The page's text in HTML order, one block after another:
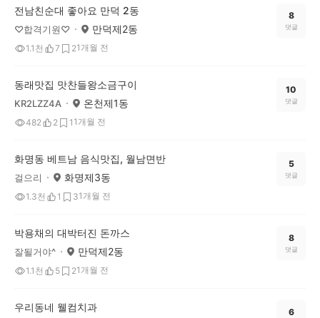
전남친순대 좋아요 만덕 2동
♡합격기원♡ 만덕제2동
1.1천 7 21개월 전
8
댓글
동래맛집 맛찬들왕소금구이
KR2LZZ4A 온천제1동
482 2 1 1개월 전
10
댓글
화명동 베트남 음식맛집, 월남면반
걸으리 화명제3동
1.3천 1 31개월 전
5
댓글
박용채의 대박터진 돈까스
잘될거야^ 만덕제2동
1.1천 5 21개월 전
8
댓글
우리동네 웰컴치과 6